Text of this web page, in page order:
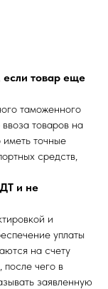
товар еще
таможенного
товаров на
точные
средств,
и не
и
уплаты
на счету
чего в
заявленную